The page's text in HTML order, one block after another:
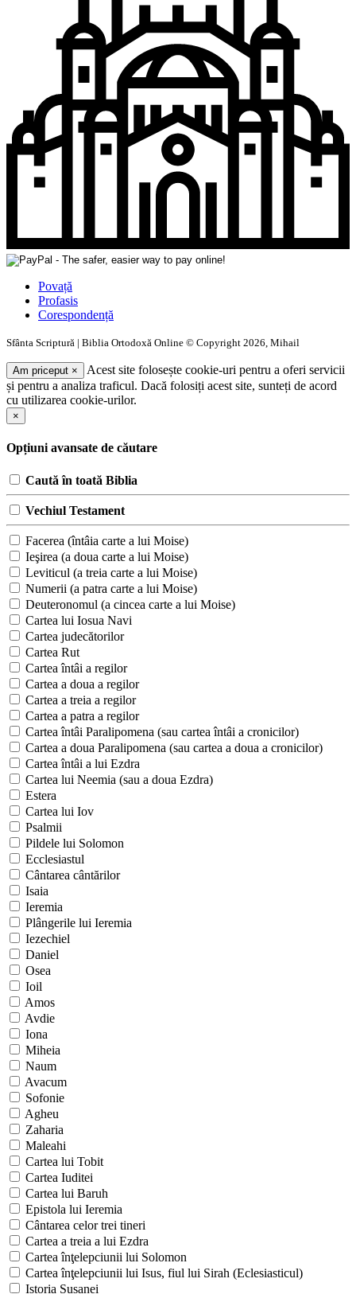
Povață
Profasis
Corespondență
Sfânta Scriptură | Biblia Ortodoxă Online © Copyright 2026, Mihail
Am priceput ×
Acest site folosește cookie-uri pentru a oferi servicii
și pentru a analiza traficul. Dacă folosiți acest site, sunteți de acord
cu utilizarea cookie-urilor.
×
Opțiuni avansate de căutare
Caută în toată Biblia
Vechiul Testament
Facerea (întâia carte a lui Moise)
Ieşirea (a doua carte a lui Moise)
Leviticul (a treia carte a lui Moise)
Numerii (a patra carte a lui Moise)
Deuteronomul (a cincea carte a lui Moise)
Cartea lui Iosua Navi
Cartea judecătorilor
Cartea Rut
Cartea întâi a regilor
Cartea a doua a regilor
Cartea a treia a regilor
Cartea a patra a regilor
Cartea întâi Paralipomena (sau cartea întâi a cronicilor)
Cartea a doua Paralipomena (sau cartea a doua a cronicilor)
Cartea întâi a lui Ezdra
Cartea lui Neemia (sau a doua Ezdra)
Estera
Cartea lui Iov
Psalmii
Pildele lui Solomon
Ecclesiastul
Cântarea cântărilor
Isaia
Ieremia
Plângerile lui Ieremia
Iezechiel
Daniel
Osea
Ioil
Amos
Avdie
Iona
Miheia
Naum
Avacum
Sofonie
Agheu
Zaharia
Maleahi
Cartea lui Tobit
Cartea Iuditei
Cartea lui Baruh
Epistola lui Ieremia
Cântarea celor trei tineri
Cartea a treia a lui Ezdra
Cartea înţelepciunii lui Solomon
Cartea înţelepciunii lui Isus, fiul lui Sirah (Eclesiasticul)
Istoria Susanei